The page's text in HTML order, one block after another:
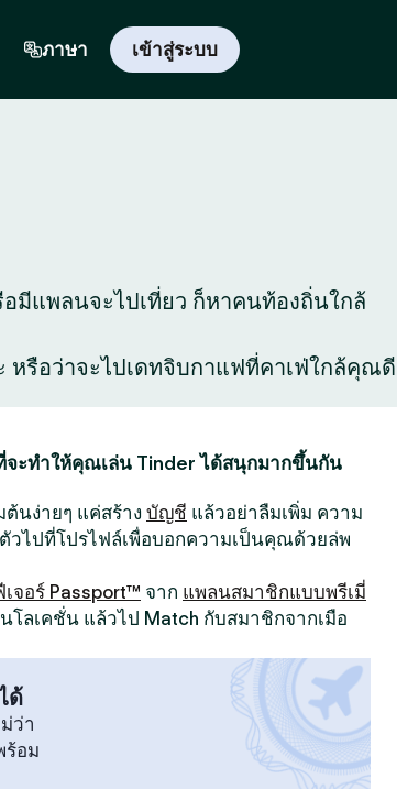
ภาษา เข้าสู่ระบบ
มีแพลนจะไปเที่ยว ก็หาคนท้องถิ่นใกล้
หรือว่าจะไปเดทจิบกาแฟที่คาเฟ่ใกล้คุณดี
จะทำให้คุณเล่น Tinder ได้สนุกมากขึ้นกัน
ต้นง่ายๆ แค่สร้าง บัญชี แล้วอย่าลืมเพิ่ม ความ
วไปที่โปรไฟล์เพื่อบอกความเป็นคุณด้วยล่พ
เจอร์ Passport™ จาก แพลนสมาชิกแบบพรีเมี่
โลเคชั่น แล้วไป Match กับสมาชิกจากเมือ
ด้
ว่า
ร้อม